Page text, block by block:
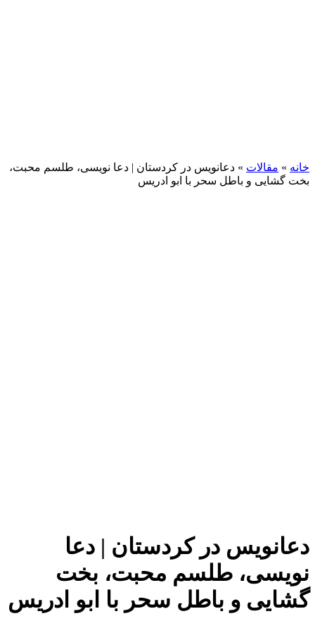
خانه » مقالات » دعانویس در کردستان | دعا نویسی، طلسم محبت،
بخت گشایی و باطل سحر با ابو ادریس
دعانویس در کردستان | دعا
نویسی، طلسم محبت، بخت
گشایی و باطل سحر با ابو ادریس